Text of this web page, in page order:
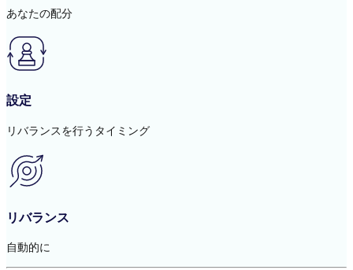
あなたの配分
設定
リバランスを行うタイミング
リバランス
自動的に